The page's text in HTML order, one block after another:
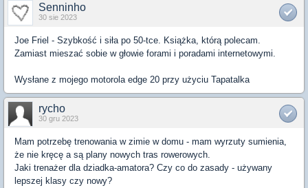
Senninho
30 sie 2023
Joe Friel - Szybkość i siła po 50-tce. Książka, którą polecam.
Zamiast mieszać sobie w głowie forami i poradami internetowymi.
Wysłane z mojego motorola edge 20 przy użyciu Tapatalka
rycho
30 gru 2023
Mam potrzebę trenowania w zimie w domu - mam wyrzuty sumienia,
że nie kręcę a są plany nowych tras rowerowych.
Jaki trenażer dla dziadka-amatora? Czy co do zasady - używany
lepszej klasy czy nowy?